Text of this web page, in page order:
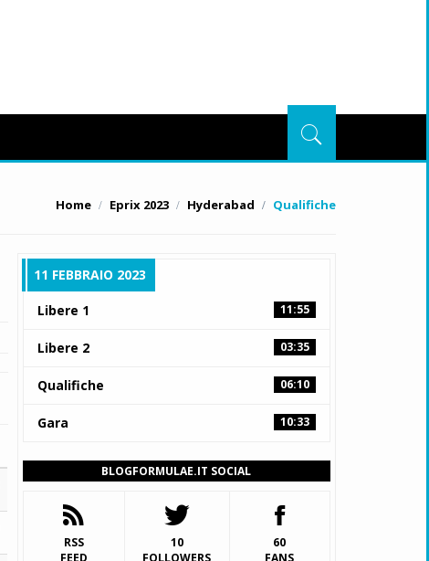
Home Eprix 2023 Hyderabad Qualifiche
11 FEBBRAIO 2023
Libere 1 11:55
Libere 2 03:35
Qualifiche 06:10
Gara 10:33
BLOGFORMULAE.IT SOCIAL
RSS
FEED
10
FOLLOWERS
60
FANS